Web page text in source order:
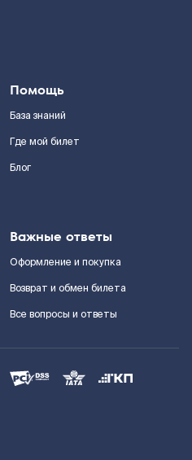
Помощь
База знаний
Где мой билет
Блог
Важные ответы
Оформление и покупка
Возврат и обмен билета
Все вопросы и ответы